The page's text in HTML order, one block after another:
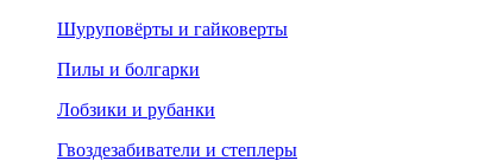
Шуруповёрты и гайковерты
Пилы и болгарки
Лобзики и рубанки
Гвоздезабиватели и степлеры